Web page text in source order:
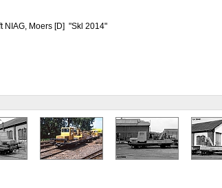
NIAG, Moers [D] "Skl 2014"